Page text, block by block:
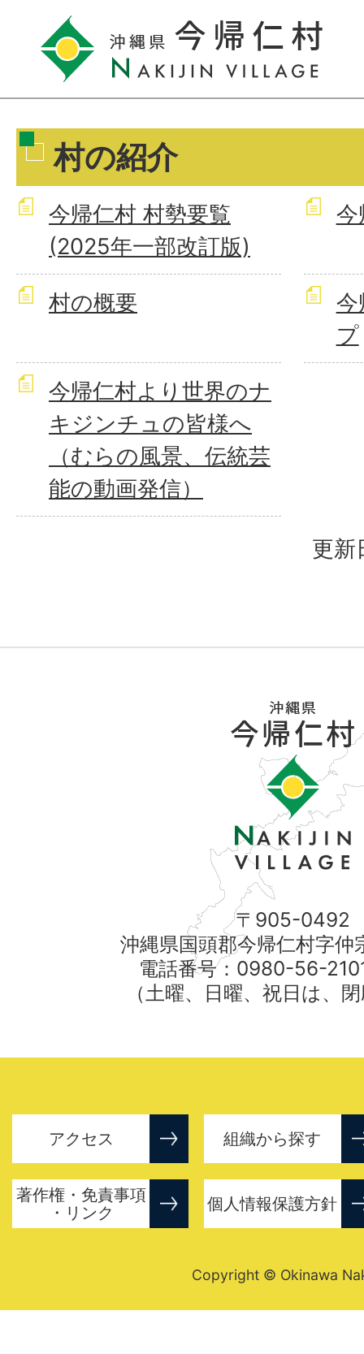
村の紹介
今帰仁村 村勢要覧
(2025年一部改訂版)
今
村の概要
今
プ
今帰仁村より世界のナ
キジンチュの皆様へ
（むらの風景、伝統芸
能の動画発信）
更新
〒905-0492
沖縄県国頭郡今帰仁村字仲
電話番号：0980-56-
（土曜、日曜、祝日は、
アクセス 組織から探す
著作権・免責事項
・リンク
個人情報保護方針
Copyright © Okinawa